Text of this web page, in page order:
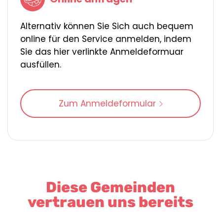
Alternativ können Sie Sich auch bequem
online für den Service anmelden, indem
Sie das hier verlinkte Anmeldeformuar
ausfüllen.
Zum Anmeldeformular
Diese Gemeinden
vertrauen uns bereits